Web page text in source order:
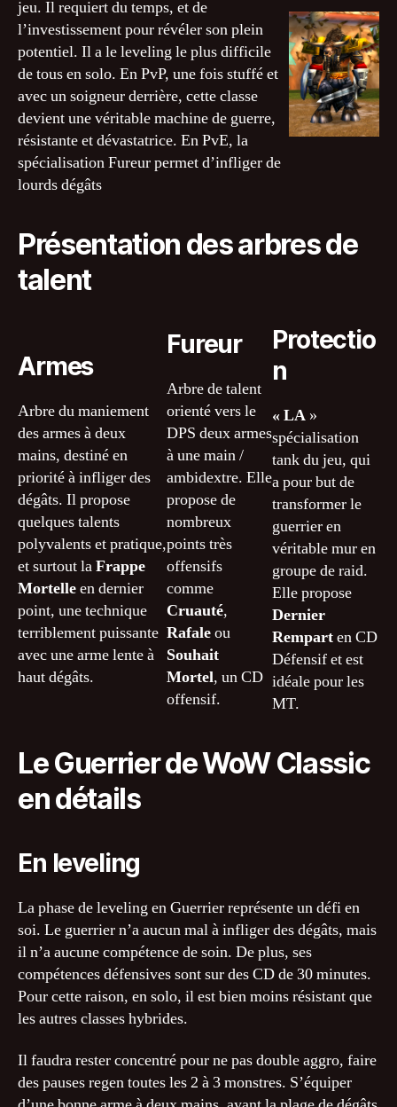
jeu. Il requiert du temps, et de
l’investissement pour révéler son plein
potentiel. Il a le leveling le plus difficile
de tous en solo. En PvP, une fois stuffé et
avec un soigneur derrière, cette classe
devient une véritable machine de guerre,
résistante et dévastatrice. En PvE, la
spécialisation Fureur permet d’infliger de
lourds dégâts
Présentation des arbres de
talent
Armes
Arbre du maniement
des armes à deux
mains, destiné en
priorité à infliger des
dégâts. Il propose
quelques talents
polyvalents et pratique,
et surtout laFrappe
Mortelleen dernier
point, une technique
terriblement puissante
avec une arme lente à
haut dégâts.
Fureur
Arbre de talent
orienté vers le
DPS deux armes
à une main /
ambidextre. Elle
propose de
nombreux
points très
offensifs
comme
Cruauté,
Rafaleou
Souhait
Mortel, un CD
offensif.
Protectio
n
« LA »
spécialisation
tank du jeu, qui
a pour but de
transformer le
guerrier en
véritable mur en
groupe de raid.
Elle propose
Dernier
Remparten CD
Défensif et est
idéale pour les
MT.
Le Guerrier de WoW Classic
en détails
En leveling
La phase de leveling en Guerrier représente un défi en
soi. Le guerrier n’a aucun mal à infliger des dégâts, mais
il n’a aucune compétence de soin. De plus, ses
compétences défensives sont sur des CD de 30 minutes.
Pour cette raison, en solo, il est bien moins résistant que
les autres classes hybrides.
Il faudra rester concentré pour ne pas double aggro, faire
des pauses regen toutes les 2 à 3 monstres. S’équiper